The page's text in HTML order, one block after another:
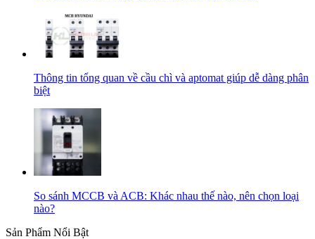
Thông tin tổng quan về cầu chì và aptomat giúp dễ dàng phân
biệt
So sánh MCCB và ACB: Khác nhau thế nào, nên chọn loại
nào?
Sản Phẩm Nổi Bật